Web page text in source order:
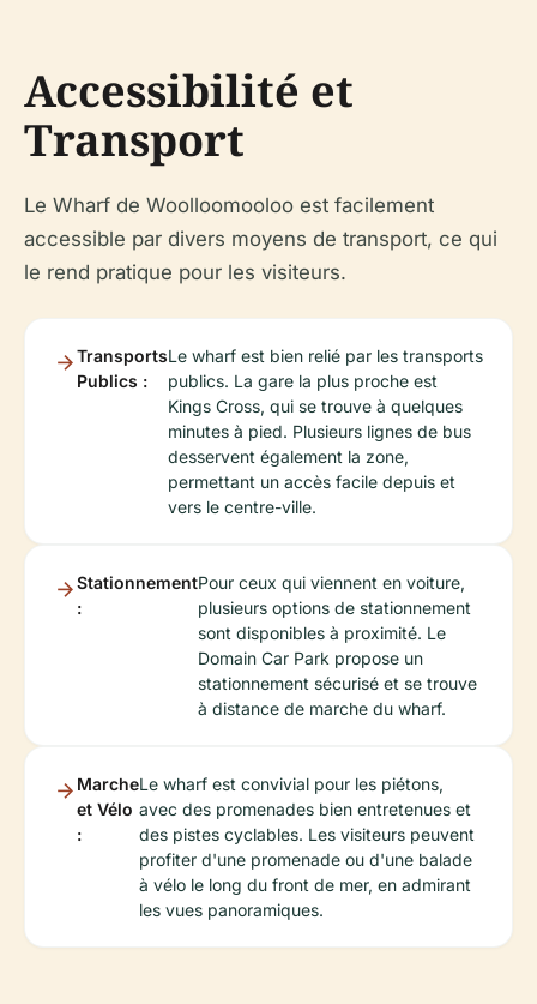
Accessibilité et
Transport
Le Wharf de Woolloomooloo est facilement
accessible par divers moyens de transport, ce qui
le rend pratique pour les visiteurs.
Transports
Publics :
Le wharf est bien relié par les transports
publics. La gare la plus proche est
Kings Cross, qui se trouve à quelques
minutes à pied. Plusieurs lignes de bus
desservent également la zone,
permettant un accès facile depuis et
vers le centre-ville.
Stationnement
:
Pour ceux qui viennent en voiture,
plusieurs options de stationnement
sont disponibles à proximité. Le
Domain Car Park propose un
stationnement sécurisé et se trouve
à distance de marche du wharf.
Marche
et Vélo
:
Le wharf est convivial pour les piétons,
avec des promenades bien entretenues et
des pistes cyclables. Les visiteurs peuvent
profiter d'une promenade ou d'une balade
à vélo le long du front de mer, en admirant
les vues panoramiques.